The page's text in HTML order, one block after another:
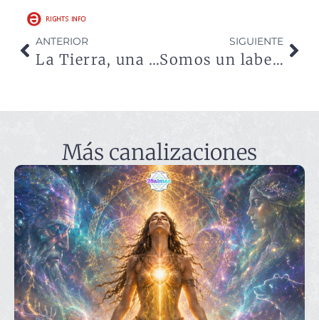
ANTERIOR
La Tierra, una gran escuela de almas
SIGUIENTE
Somos un laberinto de emociones
Más canalizaciones